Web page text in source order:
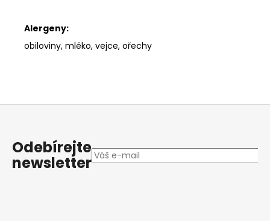
Alergeny:
obiloviny, mléko, vejce, ořechy
Z
Odebírejte
newsletter